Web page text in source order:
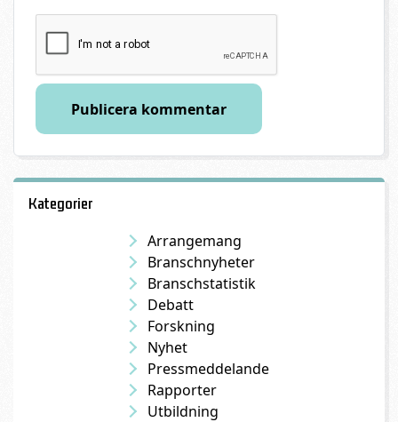
Kategorier
Arrangemang
Branschnyheter
Branschstatistik
Debatt
Forskning
Nyhet
Pressmeddelande
Rapporter
Utbildning